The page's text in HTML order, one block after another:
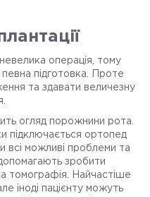
операція, тому
підготовка. Проте
та здавати величезну
огляд порожнини рота.
підключається ортопед
можливі проблеми та
зробити
томографія. Найчастіше
іноді пацієнту можуть